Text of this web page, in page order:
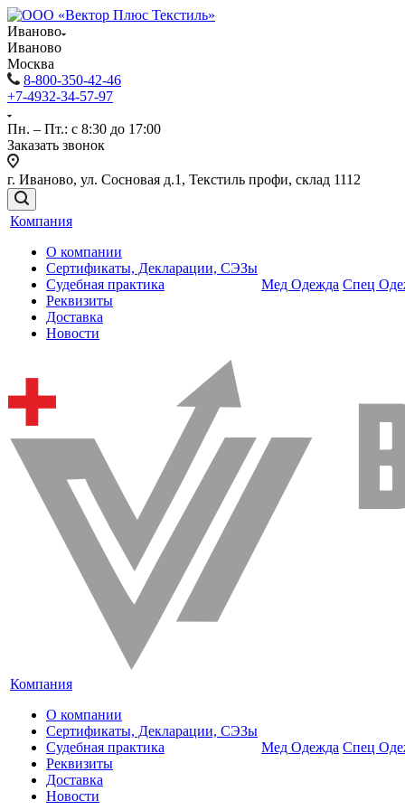
Иваново
Иваново
Москва
8-800-350-42-46
+7-4932-34-57-97
Пн. – Пт.: с 8:30 до 17:00
Заказать звонок
г. Иваново, ул. Сосновая д.1, Текстиль профи, склад 1112
Компания
О компании
Сертификаты, Декларации, СЭЗы
Судебная практика
Реквизиты
Доставка
Новости
Мед Одежда Спец
Компания
О компании
Сертификаты, Декларации, СЭЗы
Судебная практика
Реквизиты
Доставка
Новости
Мед Одежда Спец